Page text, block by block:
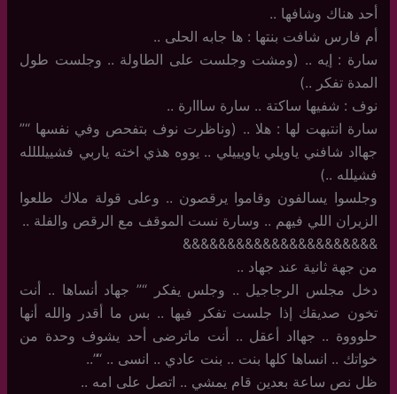
أحد هناك وشافها ..
أم فارس شافت بنتها : ها جابه الحلى ..
سارة : إيه .. (ومشت وجلست على الطاولة .. وجلست طول
المدة تفكر ..)
نوف : شفيها ساكتة .. سارة سااارة ..
سارة انتبهت لها : هلا .. (وناظرت نوف بتفحص وفي نفسها “”
جهااد شافني ياويلي ياويييلي .. يووه هذي اخته ياربي فشييلللله
فشيلله ..)
وجلسوا يسالفون وقاموا يرقصون .. وعلى قولة ملاك طلعوا
الزيران اللي فيهم .. وسارة نست الموقف مع الرقص والفلة ..
&&&&&&&&&&&&&&&&&&&&&&
من جهة ثانية عند جهاد ..
دخل مجلس الرجاجيل .. وجلس يفكر “” جهاد أنساها .. أنت
تخون صديقك إذا جلست تفكر فيها .. بس ما أقدر والله أنها
حلوووة .. جهااد أعقل .. أنت ماترضى أحد يشوف وحدة من
خواتك .. انساها كلها بنت .. بنت عادي .. انسى .. “”..
ظل نص ساعة بعدين قام يمشي .. اتصل على امه ..